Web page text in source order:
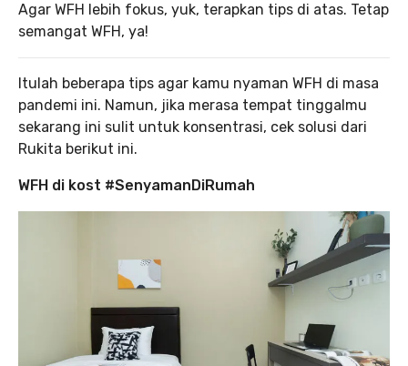
Agar WFH lebih fokus, yuk, terapkan tips di atas. Tetap
semangat WFH, ya!
Itulah beberapa tips agar kamu nyaman WFH di masa
pandemi ini. Namun, jika merasa tempat tinggalmu
sekarang ini sulit untuk konsentrasi, cek solusi dari
Rukita berikut ini.
WFH di kost #SenyamanDiRumah